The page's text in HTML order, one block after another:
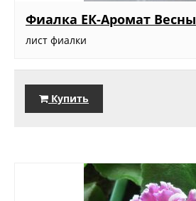
Фиалка ЕК-Аромат Весны
лист фиалки
Купить